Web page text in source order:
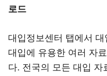
로드
대입정보센터 탭에서
대입에 유용한 여러 자
다. 전국의 모든 대입 자